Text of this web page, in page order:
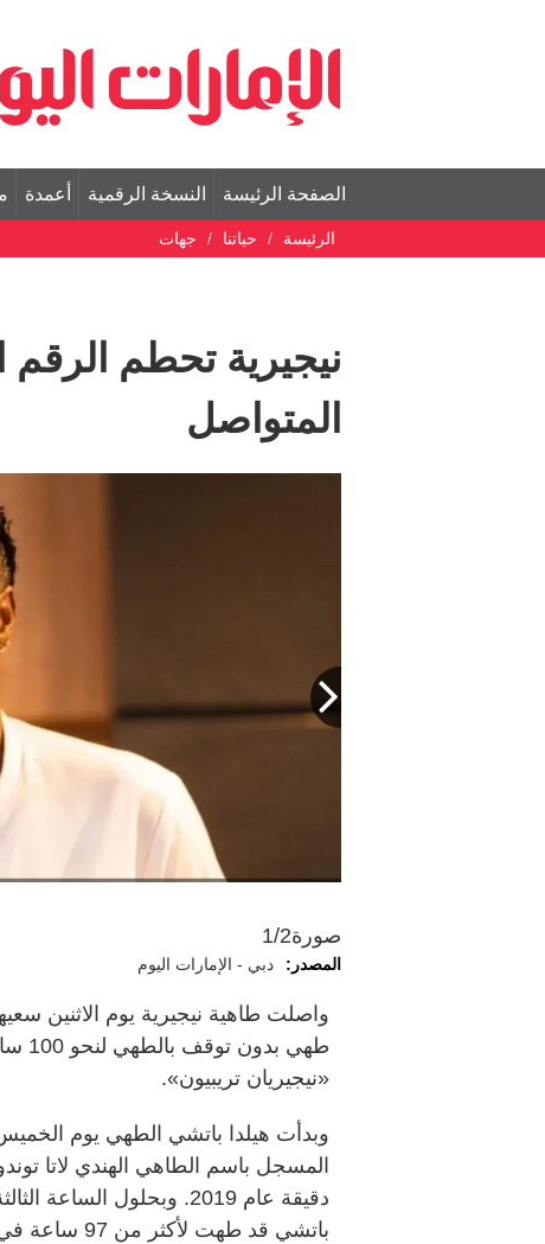
الصفحة الرئيسة النسخة الرقمية أعمدة
الرئيسة حياتنا جهات
نيجيرية تحطم
المتواصل
صورة1/2
المصدر: دبي - الإمارات اليوم
واصلت طاهية نيجيرية يوم الاثنين
«نيجيريان تريبيون».
وبدأت هيلدا باتشي الطهي يوم
دقيقة عام 2019. وبحلول
باتشي قد